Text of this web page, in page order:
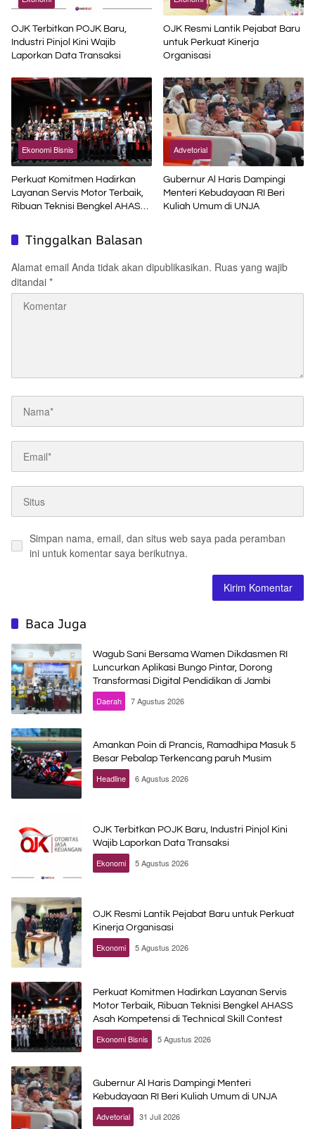
OJK Terbitkan POJK Baru,
Industri Pinjol Kini Wajib
Laporkan Data Transaksi
OJK Resmi Lantik Pejabat Baru
untuk Perkuat Kinerja
Organisasi
Ekonomi Bisnis
Perkuat Komitmen Hadirkan
Layanan Servis Motor Terbaik,
Ribuan Teknisi Bengkel AHASS
Skill Contest
Advetorial
Gubernur Al Haris Dampingi
Menteri Kebudayaan RI Beri
Kuliah Umum di UNJA
Tinggalkan Balasan
Alamat email Anda tidak akan dipublikasikan. Ruas yang wajib
ditandai *
Simpan nama, email, dan situs web saya pada peramban
ini untuk komentar saya berikutnya.
Baca Juga
Wagub Sani Bersama Wamen Dikdasmen RI
Luncurkan Aplikasi Bungo Pintar, Dorong
Transformasi Digital Pendidikan di Jambi
Daerah 7 Agustus 2026
Amankan Poin di Prancis, Ramadhipa Masuk 5
Besar Pebalap Terkencang paruh Musim
Headline 6 Agustus 2026
OJK Terbitkan POJK Baru, Industri Pinjol Kini
Wajib Laporkan Data Transaksi
Ekonomi 5 Agustus 2026
OJK Resmi Lantik Pejabat Baru untuk Perkuat
Kinerja Organisasi
Ekonomi 5 Agustus 2026
Perkuat Komitmen Hadirkan Layanan Servis
Motor Terbaik, Ribuan Teknisi Bengkel AHASS
Asah Kompetensi di Technical Skill Contest
Ekonomi Bisnis 5 Agustus 2026
Gubernur Al Haris Dampingi Menteri
Kebudayaan RI Beri Kuliah Umum di UNJA
Advetorial 31 Juli 2026